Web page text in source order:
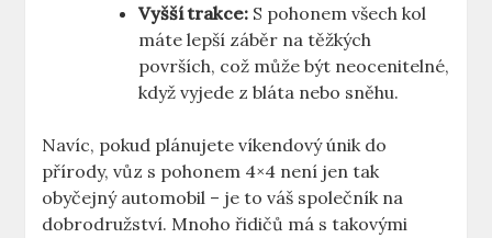
Vyšší trakce: S pohonem všech kol
máte lepší záběr na těžkých
površích, což může být neocenitelné,
když vyjede z bláta nebo sněhu.
Navíc, pokud plánujete víkendový únik do
přírody, vůz s pohonem 4×4 není jen tak
obyčejný automobil – je to váš společník na
dobrodružství. Mnoho řidičů má s takovými